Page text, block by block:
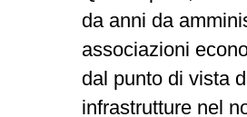
da anni da
associazioni
dal punto di vista
infrastrutture nel